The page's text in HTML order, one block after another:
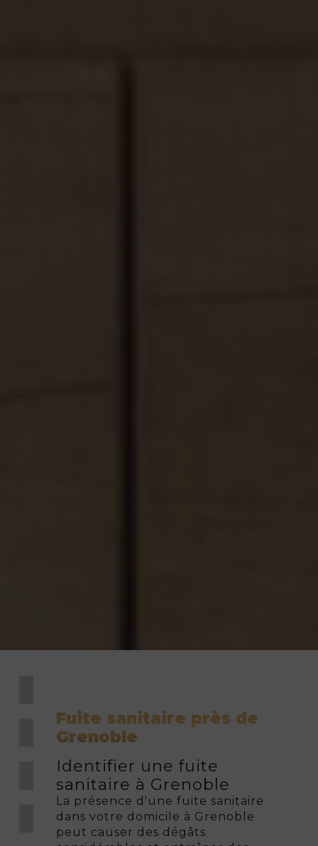
Fuite sanitaire près de
Grenoble
Identifier une fuite
sanitaire à Grenoble
La présence d'une fuite sanitaire
dans votre domicile à Grenoble
peut causer des dégâts